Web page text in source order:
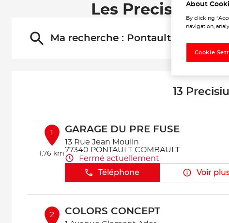
Les Precisium
Ma recherche : Pontault-Combault
13
1
1.76 km
GARAGE DU PRE FUSE
13 Rue Jean Moulin
77340 PONTAULT-COMBAULT
Fermé actuellement
Téléphone
Voir
2 COLORS CONCEPT
About
By clicking
navigation,
Cookie